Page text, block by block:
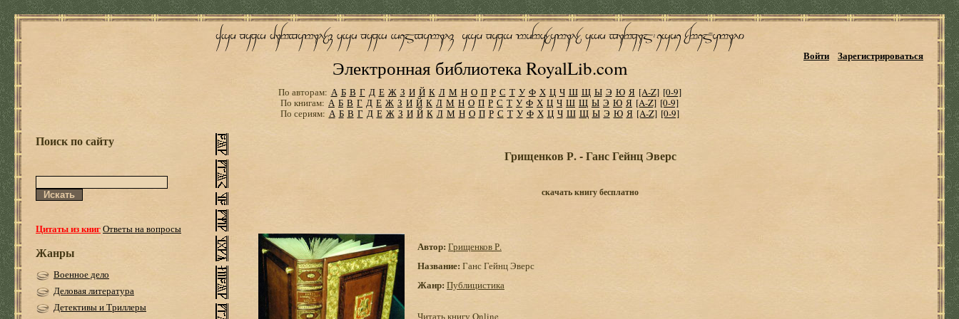
Электронная библиотека RoyalLib.com
Войти Зарегистрироваться
По авторам: А Б В Г Д Е Ж З И Й К Л М Н О П Р С Т У Ф Х Ц Ч Ш Щ Ы Э Ю Я [A-Z] [0-9]
По книгам: А Б В Г Д Е Ж З И Й К Л М Н О П Р С Т У Ф Х Ц Ч Ш Щ Ы Э Ю Я [A-Z] [0-9]
По сериям: А Б В Г Д Е Ж З И Й К Л М Н О П Р С Т У Ф Х Ц Ч Ш Щ Ы Э Ю Я [A-Z] [0-9]
Поиск по сайту
Цитаты из книгОтветы на вопросы
Жанры
Военное дело
Деловая литература
Детективы и Триллеры
Грищенков Р. - Ганс Гейнц Эверс
скачать книгу бесплатно
Автор: Грищенков Р.
Название: Ганс Гейнц Эверс
Жанр: Публицистика
Читать книгу Online